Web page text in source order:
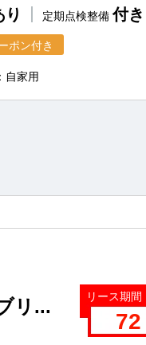
り 定期点検整備付き
ポン付き
自家用
リ... リース期間
72